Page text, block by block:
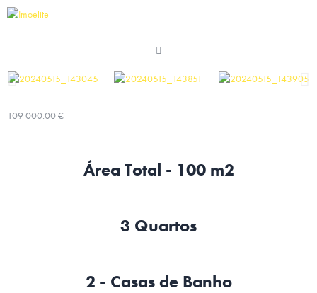
109 000.00 €
Área Total - 100 m2
3 Quartos
2 - Casas de Banho